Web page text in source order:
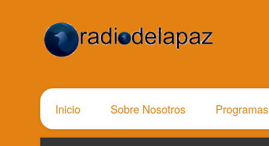
Inicio Sobre Nosotros Programas